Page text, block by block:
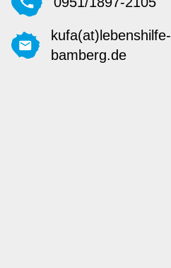
kufa(at)lebenshilfe-
bamberg.de